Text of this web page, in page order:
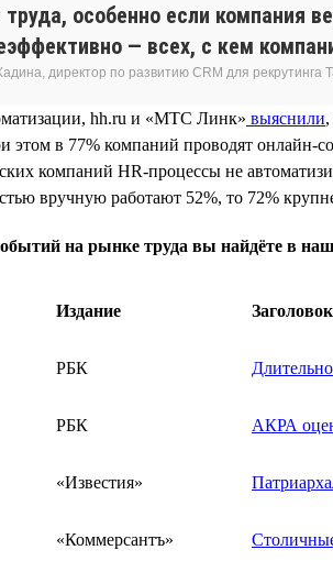
особенно если компания
— всех, с кем
директор по развитию CRM для рекрутинга
hh.ru и «МТС Линк» выяснили
в 77% компаний проводят онлайн-
компаний HR-процессы не
вручную работают 52%, то 72%
на рынке труда вы найдёте в
Издание
РБК
РБК АКРА
«Известия»
«Коммерсантъ»